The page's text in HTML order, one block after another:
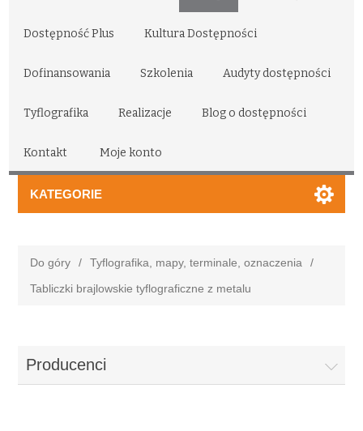
Dostępność Plus Kultura Dostępności
Dofinansowania Szkolenia Audyty dostępności
Tyflografika Realizacje Blog o dostępności
Kontakt Moje konto
KATEGORIE
Do góry / Tyflografika, mapy, terminale, oznaczenia
/
Tabliczki brajlowskie tyflograficzne z metalu
Producenci